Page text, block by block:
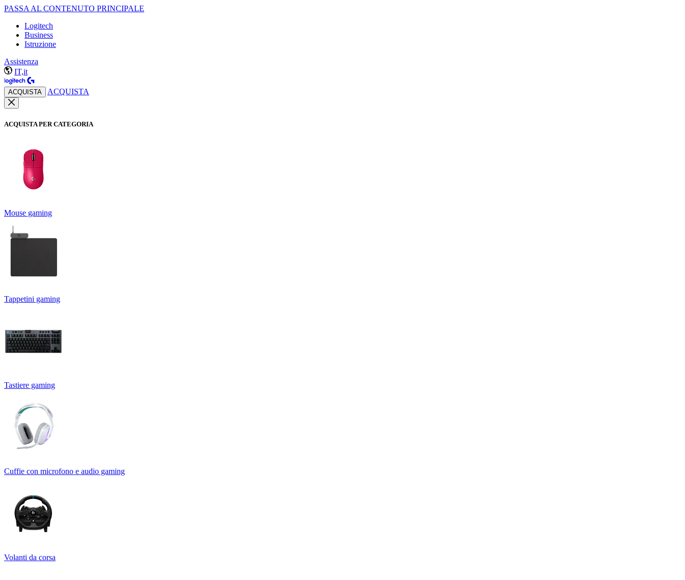
PASSA AL CONTENUTO PRINCIPALE
Logitech
Business
Istruzione
Assistenza
IT,it
ACQUISTA ACQUISTA
ACQUISTA PER CATEGORIA
Mouse gaming
Tappetini gaming
Tastiere gaming
Cuffie con microfono e audio gaming
Volanti da corsa